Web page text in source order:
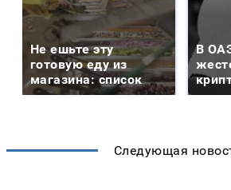
Не ешьте эту
готовую еду из
магазина: список
В
Следующая